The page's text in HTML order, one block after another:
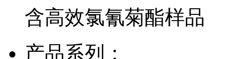
含高效氯氰菊酯样品
产品系列：